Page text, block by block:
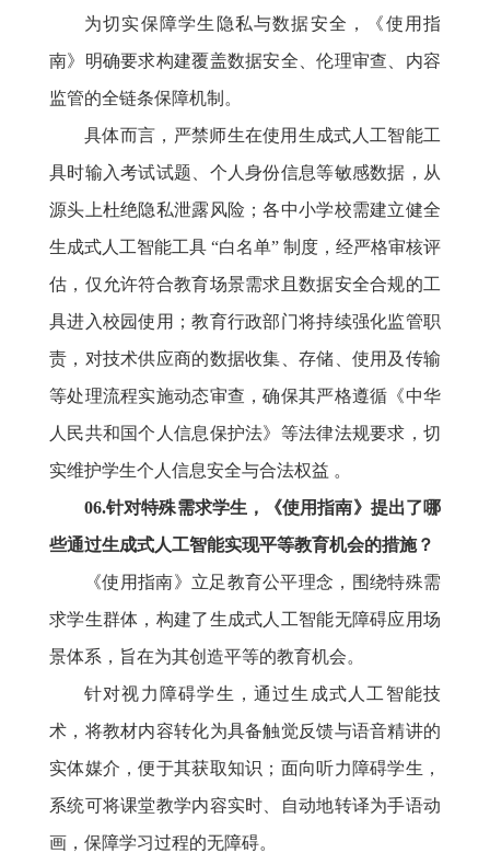
为切实保障学生隐私与数据安全，《使用指
南》明确要求构建覆盖数据安全、伦理审查、内容
监管的全链条保障机制。
具体而言，严禁师生在使用生成式人工智能工
具时输入考试试题、个人身份信息等敏感数据，从
源头上杜绝隐私泄露风险；各中小学校需建立健全
生成式人工智能工具 “白名单” 制度，经严格审核评
估，仅允许符合教育场景需求且数据安全合规的工
具进入校园使用；教育行政部门将持续强化监管职
责，对技术供应商的数据收集、存储、使用及传输
等处理流程实施动态审查，确保其严格遵循《中华
人民共和国个人信息保护法》等法律法规要求，切
实维护学生个人信息安全与合法权益 。
06.针对特殊需求学生，《使用指南》提出了哪
些通过生成式人工智能实现平等教育机会的措施？
《使用指南》立足教育公平理念，围绕特殊需
求学生群体，构建了生成式人工智能无障碍应用场
景体系，旨在为其创造平等的教育机会。
针对视力障碍学生，通过生成式人工智能技
术，将教材内容转化为具备触觉反馈与语音精讲的
实体媒介，便于其获取知识；面向听力障碍学生，
系统可将课堂教学内容实时、自动地转译为手语动
画，保障学习过程的无障碍。